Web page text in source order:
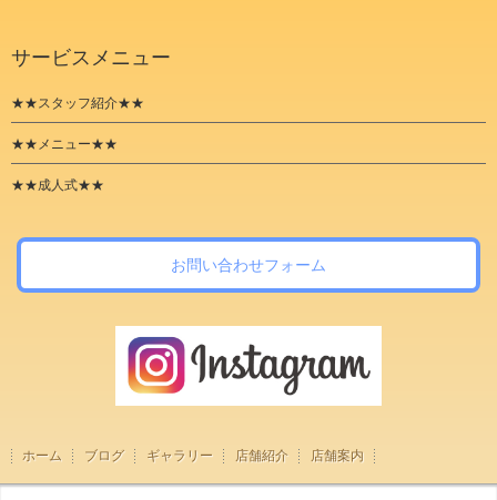
サービスメニュー
★★スタッフ紹介★★
★★メニュー★★
★★成人式★★
お問い合わせフォーム
ホーム ブログ ギャラリー 店舗紹介 店舗案内